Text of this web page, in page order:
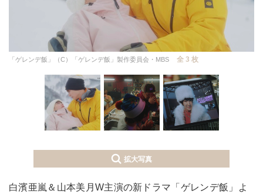
「ゲレンデ飯」（C）「ゲレンデ飯」製作委員会・MBS 全 3 枚
拡大写真
白濱亜嵐＆山本美月W主演の新ドラマ「ゲレンデ飯」よ